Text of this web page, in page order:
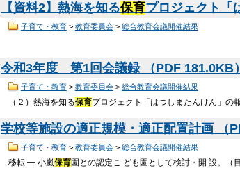
【資料2】熱海を知る保育プロジェクト「
子育て・教育> 教育委員会> 総合教育会議開催結果
令和3年度 第1回会議録 （PDF 181.0KB
子育て・教育> 教育委員会> 総合教育会議開催結果
（２）熱海を知る保育プロジェクト「はつしまたんけん」の
学校等施設の適正規模・適正配置計画 （
子育て・教育> 教育委員会> 総合教育会議開催結果
移転 ― 小嵐保育園との認定こ ども園として検討・開 設。